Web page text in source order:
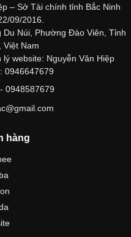
– Sở Tài chính tỉnh Bắc Ninh
09/2016.
Núi, Phường Đào Viên, Tỉnh
Việt Nam
website: Nguyễn Văn Hiệp
0946647679
0948587679
hàng